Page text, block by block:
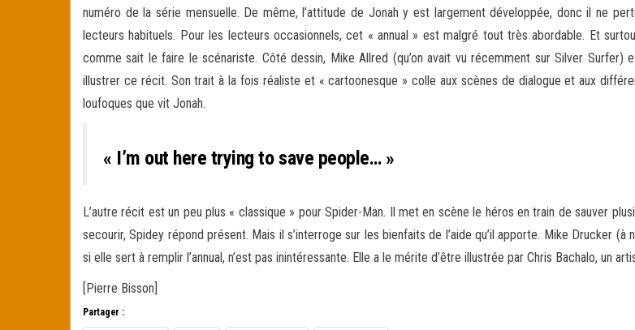
numéro de la série mensuelle. De même, l’attitude de Jonah y est largement développée, donc il ne
lecteurs habituels. Pour les lecteurs occasionnels, cet « annual » est malgré tout très abordable. Et
comme sait le faire le scénariste. Côté dessin, Mike Allred (qu’on avait vu récemment sur Silver Surfer)
illustrer ce récit. Son trait à la fois réaliste et « cartoonesque » colle aux scènes de dialogue et aux
loufoques que vit Jonah.
« I’m out here trying to save people… »
L’autre récit est un peu plus « classique » pour Spider-Man. Il met en scène le héros en train de sauver
secourir, Spidey répond présent. Mais il s’interroge sur les bienfaits de l’aide qu’il apporte. Mike Drucker
si elle sert à remplir l’annual, n’est pas inintéressante. Elle a le mérite d’être illustrée par Chris Bachalo, un
[Pierre Bisson]
Partager :